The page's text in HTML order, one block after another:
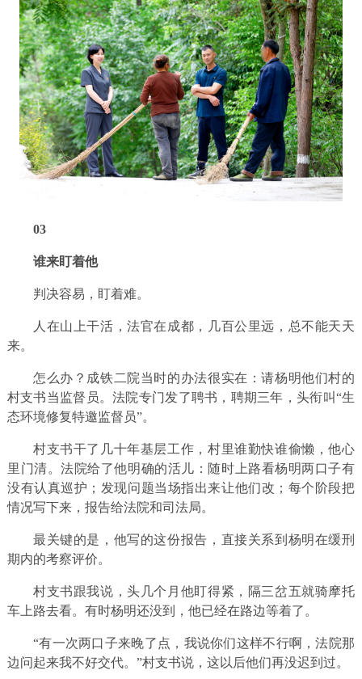
03
谁来盯着他
判决容易，盯着难。
人在山上干活，法官在成都，几百公里远，总不能天天
来。
怎么办？成铁二院当时的办法很实在：请杨明他们村的
村支书当监督员。法院专门发了聘书，聘期三年，头衔叫“生
态环境修复特邀监督员”。
村支书干了几十年基层工作，村里谁勤快谁偷懒，他心
里门清。法院给了他明确的活儿：随时上路看杨明两口子有
没有认真巡护；发现问题当场指出来让他们改；每个阶段把
情况写下来，报告给法院和司法局。
最关键的是，他写的这份报告，直接关系到杨明在缓刑
期内的考察评价。
村支书跟我说，头几个月他盯得紧，隔三岔五就骑摩托
车上路去看。有时杨明还没到，他已经在路边等着了。
“有一次两口子来晚了点，我说你们这样不行啊，法院那
边问起来我不好交代。”村支书说，这以后他们再没迟到过。